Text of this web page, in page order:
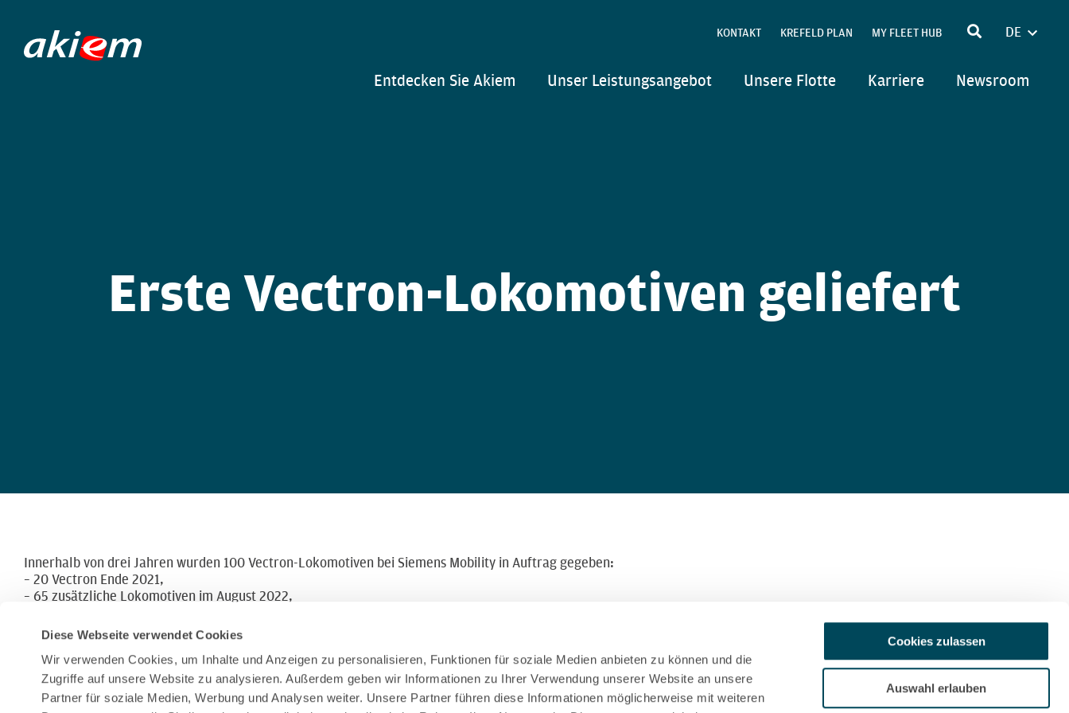
Diese Webseite verwendet Cookies
Wir verwenden Cookies, um Inhalte und Anzeigen zu personalisieren, Funktionen für soziale Medien anbieten zu können und die
Zugriffe auf unsere Website zu analysieren. Außerdem geben wir Informationen zu Ihrer Verwendung unserer Website an unsere
Partner für soziale Medien, Werbung und Analysen weiter. Unsere Partner führen diese Informationen möglicherweise mit weiteren
Cookies zulassen
Auswahl erlauben
KONTAKT KREFELD PLAN MY FLEET HUB DE
Entdecken Sie Akiem Unser Leistungsangebot Unsere Flotte Karriere Newsroom
Erste Vectron-Lokomotiven geliefert
Innerhalb von drei Jahren wurden 100 Vectron-Lokomotiven bei Siemens Mobility in Auftrag gegeben:
– 20 Vectron Ende 2021,
– 65 zusätzliche Lokomotiven im August 2022,
Zum heutigen Zeitpunkt wurden 12 Lokomotiven bereits geliefert, ein paar Wochen früher als vorgesehen. Die gesamten Lieferungen werden bis Februar 2029 gestaffelt.
Durch die verschiedenen geplanten Konfigurationen kann unsere Präsenz auf den diversen europäischen Korridoren und (neu!) in Skandinavien verstärkt werden. Der Beginn
einer langen Geschichte.